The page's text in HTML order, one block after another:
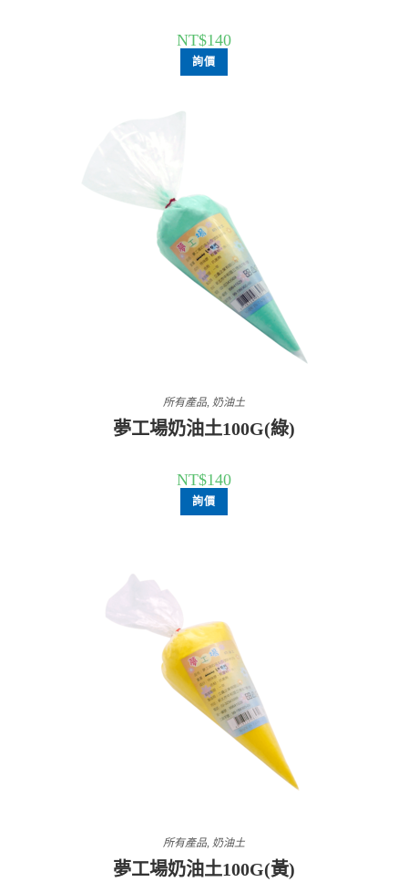
NT$140
詢價
所有產品, 奶油土
夢工場奶油土100G(綠)
NT$140
詢價
所有產品 奶油土
夢工場奶油土100G(黃)